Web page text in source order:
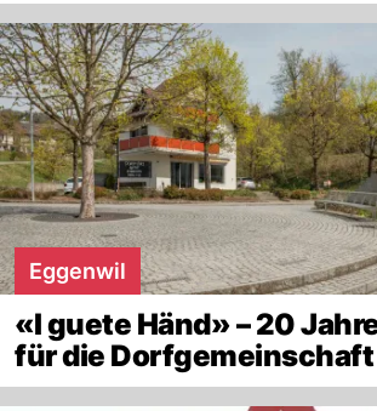
Eggenwil
«I guete Händ» – 20
für die Dorfgemeinschaft